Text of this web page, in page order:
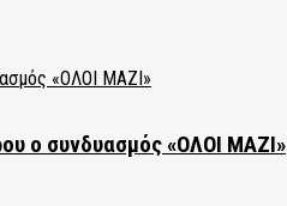
ο συνδυασμός «ΟΛΟΙ ΜΑΖΙ»